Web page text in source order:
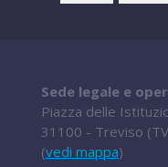
Sede legale e
Piazza delle
31100 - Treviso
(vedi mappa)